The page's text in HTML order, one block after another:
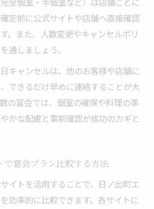
定前に公式サイトや店舗へ直接確認
。また、人数変更やキャンセルポリ
通しましょう。
キャンセルは、他のお客様や店舗に
できるだけ早めに連絡することが大
の宴会では、個室の確保や料理の準
かな配慮と事前確認が成功のカギと
で宴会プラン比較する方法
イトを活用することで、日ノ出町エ
効率的に比較できます。各サイトに